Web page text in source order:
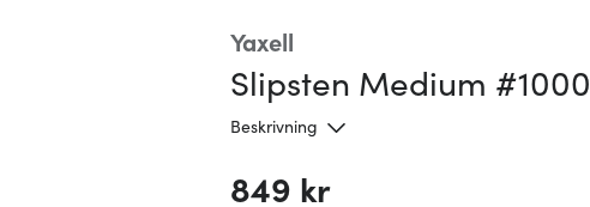
Yaxell
Slipsten Medium #1000
Beskrivning
849 kr